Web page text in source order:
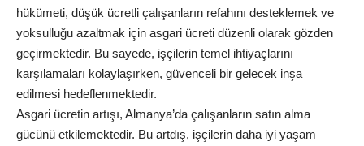
hükümeti, düşük ücretli çalışanların refahını desteklemek ve
yoksulluğu azaltmak için asgari ücreti düzenli olarak gözden
geçirmektedir. Bu sayede, işçilerin temel ihtiyaçlarını
karşılamaları kolaylaşırken, güvenceli bir gelecek inşa
edilmesi hedeflenmektedir.
Asgari ücretin artışı, Almanya’da çalışanların satın alma
gücünü etkilemektedir. Bu artdış, işçilerin daha iyi yaşam